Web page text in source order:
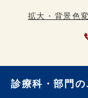
拡大・背景色
診療科・部門の